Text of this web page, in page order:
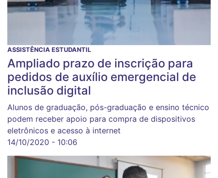
ASSISTÊNCIA ESTUDANTIL
Ampliado prazo de inscrição para
pedidos de auxílio emergencial de
inclusão digital
Alunos de graduação, pós-graduação e ensino técnico
podem receber apoio para compra de dispositivos
eletrônicos e acesso à internet
14/10/2020 - 10:06